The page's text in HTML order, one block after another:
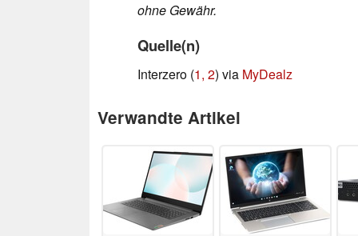
ohne Gewähr.
Quelle(n)
Interzero (1, 2) via MyDealz
Verwandte Artikel